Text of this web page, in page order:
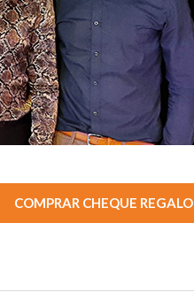
COMPRAR CHEQUE REGALO